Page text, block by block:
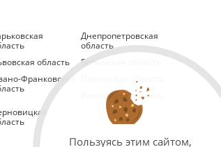
Пользуясь этим сайтом,
Днепропетровская
область
область
Волынская область
Франковская
Полтавская область
Винницкая область